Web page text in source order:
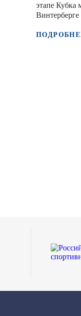
этапе Кубка
Винтерберге